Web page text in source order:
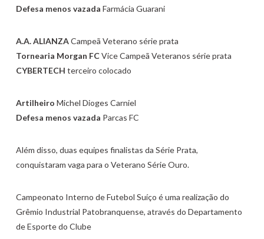
Defesa menos vazada Farmácia Guarani
A.A. ALIANZACampeã Veterano série prata
Tornearia Morgan FCVice Campeã Veteranos série prata
CYBERTECH terceiro colocado
Artilheiro Michel Dioges Carniel
Defesa menos vazada Parcas FC
Além disso, duas equipes finalistas da Série Prata,
conquistaram vaga para o Veterano Série Ouro.
Campeonato Interno de Futebol Suíço é uma realização do
Grêmio Industrial Patobranquense, através do Departamento
de Esporte do Clube